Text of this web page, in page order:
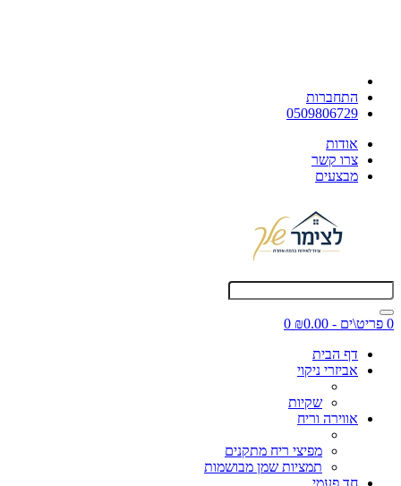
התחברות
0509806729
אודות
צרו קשר
מבצעים
0 פריט\ים - ₪0.00
0
דף הבית
אביזרי ניקוי
שקיות
אווירה וריח
מפיצי ריח מתקנים
תמציות שמן מבושמות
חד פעמי